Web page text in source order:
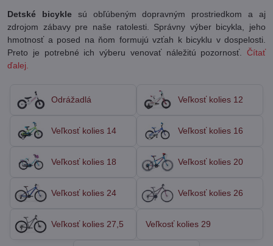
Detské bicyklesú obľúbeným dopravným prostriedkom a aj
zdrojom zábavy pre naše ratolesti. Správny výber bicykla, jeho
hmotnosť a posed na ňom formujú vzťah k bicyklu v dospelosti.
Preto je potrebné ich výberu venovať náležitú pozornosť. Čítať
ďalej.
Odrážadlá Veľkosť kolies 12
Veľkosť kolies 14 Veľkosť kolies 16
Veľkosť kolies 18 Veľkosť kolies 20
Veľkosť kolies 24 Veľkosť kolies 26
Veľkosť kolies 27,5 Veľkosť kolies 29